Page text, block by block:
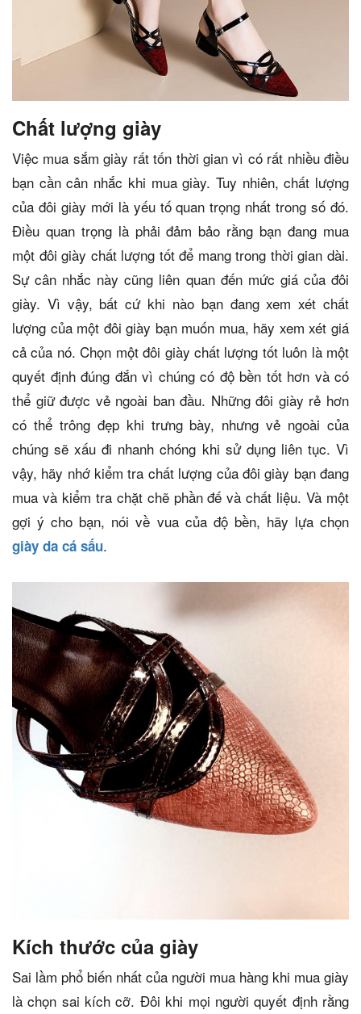
Chất lượng giày
Việc mua sắm giày rất tốn thời gian vì có rất nhiều điều
bạn cần cân nhắc khi mua giày. Tuy nhiên, chất lượng
của đôi giày mới là yếu tố quan trọng nhất trong số đó.
Điều quan trọng là phải đảm bảo rằng bạn đang mua
một đôi giày chất lượng tốt để mang trong thời gian dài.
Sự cân nhắc này cũng liên quan đến mức giá của đôi
giày. Vì vậy, bất cứ khi nào bạn đang xem xét chất
lượng của một đôi giày bạn muốn mua, hãy xem xét giá
cả của nó. Chọn một đôi giày chất lượng tốt luôn là một
quyết định đúng đắn vì chúng có độ bền tốt hơn và có
thể giữ được vẻ ngoài ban đầu. Những đôi giày rẻ hơn
có thể trông đẹp khi trưng bày, nhưng vẻ ngoài của
chúng sẽ xấu đi nhanh chóng khi sử dụng liên tục. Vì
vậy, hãy nhớ kiểm tra chất lượng của đôi giày bạn đang
mua và kiểm tra chặt chẽ phần đế và chất liệu. Và một
gợi ý cho bạn, nói về vua của độ bền, hãy lựa chọn
giày da cá sấu.
Kích thước của giày
Sai lầm phổ biến nhất của người mua hàng khi mua giày
là chọn sai kích cỡ. Đôi khi mọi người quyết định rằng